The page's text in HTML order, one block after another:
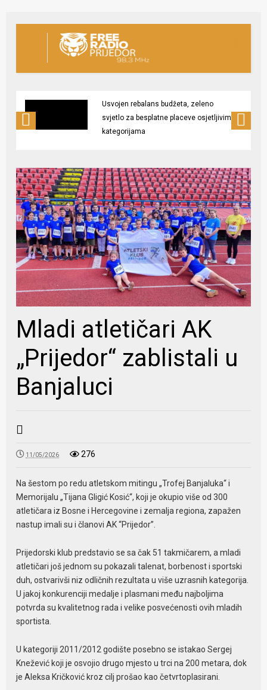
Usvojen rebalans budžeta, zeleno
svjetlo za besplatne placeve osjetljivim
kategorijama
Mladi atletičari AK
„Prijedor“ zablistali u
Banjaluci
11/05/2026 276
Na šestom po redu atletskom mitingu „Trofej Banjaluka“ i
Memorijalu „Tijana Gligić Kosić“, koji je okupio više od 300
atletičara iz Bosne i Hercegovine i zemalja regiona, zapažen
nastup imali su i članovi AK “Prijedor”.
Prijedorski klub predstavio se sa čak 51 takmičarem, a mladi
atletičari još jednom su pokazali talenat, borbenost i sportski
duh, ostvarivši niz odličnih rezultata u više uzrasnih kategorija.
U jakoj konkurenciji medalje i plasmani među najboljima
potvrda su kvalitetnog rada i velike posvećenosti ovih mladih
sportista.
U kategoriji 2011/2012 godište posebno se istakao Sergej
Knežević koji je osvojio drugo mjesto u trci na 200 metara, dok
je Aleksa Kričković kroz cilj prošao kao četvrtoplasirani.